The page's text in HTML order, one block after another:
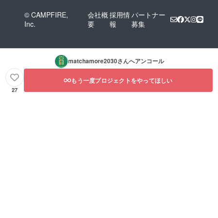
© CAMPFIRE,
Inc.
会社概
要
採用情
報
パートナー
募集
matchamore2030さんへアンコール
27
もう一度プロジェクトをやってほしい